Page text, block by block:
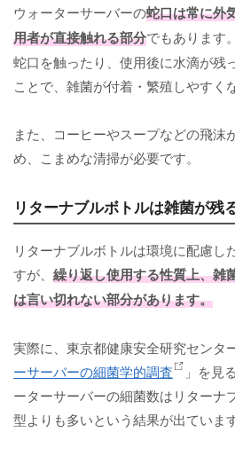
ウォーターサーバーの蛇口は常に外
用者が直接触れる部分でもあります
蛇口を触ったり、使用後に水滴が残
ことで、雑菌が付着・繁殖しやすく
また、コーヒーやスープなどの飛沫
め、こまめな清掃が必要です。
リターナブルボトルは雑菌が残
リターナブルボトルは環境に配慮し
すが、 繰り返し使用する性質上、雑
は言い切れない部分があります。
実際に、東京都健康安全研究センタ
ーサーバーの細菌学的調査
」を見
ーターサーバーの細菌数はリターナ
型よりも多いという結果が出ています